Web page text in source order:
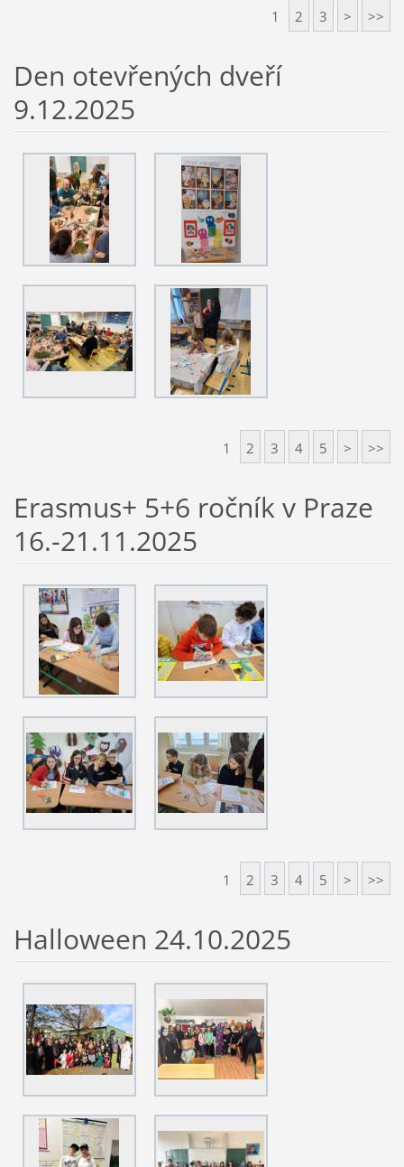
1 2 3 > >>
Den otevřených dveří
9.12.2025
1 2 3 4 5 > >>
Erasmus+ 5+6 ročník v Praze
16.-21.11.2025
1 2 3 4 5 > >>
Halloween 24.10.2025